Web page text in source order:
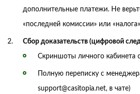
дополнительные платежи. Не
«последней комиссии» или
Сбор доказательств (цифровой
Скриншоты личного кабинета
Полную переписку с
support@casitopia.net, в чате)